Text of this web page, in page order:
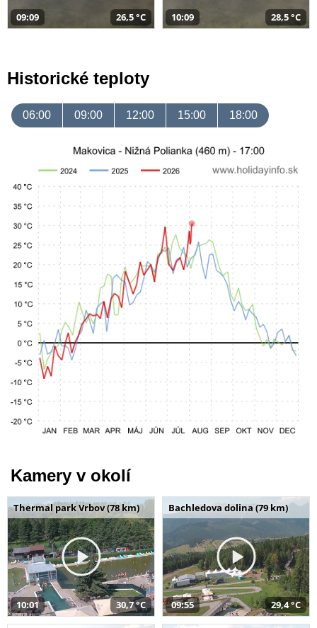
09:09 26,5 °C 10:09 28,5 °C
Historické teploty
06:00 09:00 12:00 15:00 18:00
Kamery v okolí
Thermal park Vrbov (78 km)
10:01 30,7 °C
Bachledova dolina (79 km)
09:55 29,4 °C